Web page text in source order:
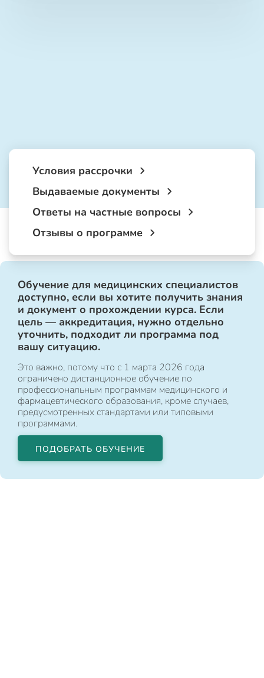
Условия рассрочки
Выдаваемые документы
Ответы на частные вопросы
Отзывы о программе
Обучение для медицинских специалистов
доступно, если вы хотите получить знания
и документ о прохождении курса. Если
цель — аккредитация, нужно отдельно
уточнить, подходит ли программа под
вашу ситуацию.
Это важно, потому что с 1 марта 2026 года
ограничено дистанционное обучение по
профессиональным программам медицинского и
фармацевтического образования, кроме случаев,
предусмотренных стандартами или типовыми
программами.
ПОДОБРАТЬ ОБУЧЕНИЕ